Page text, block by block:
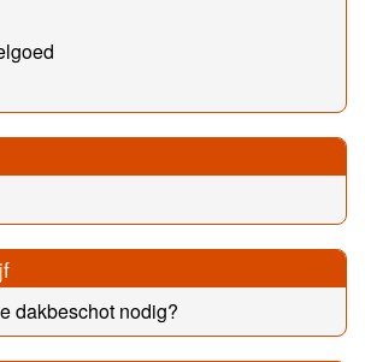
dakbeschot nodig?